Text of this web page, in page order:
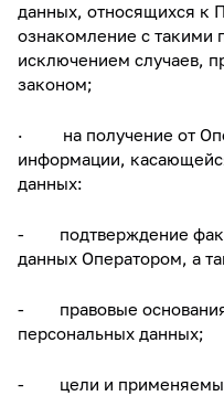
данных, относящихся к
ознакомление с такими
исключением случаев,
законом;
· на получение от
информации,
данных:
- подтверждение
данных Оператором, а
- правовые основания
персональных данных;
- цели и применяемые